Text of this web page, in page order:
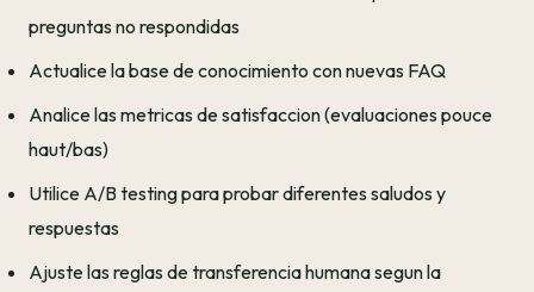
preguntas no respondidas
Actualice la base de conocimiento con nuevas FAQ
Analice las metricas de satisfaccion (evaluaciones pouce
haut/bas)
Utilice A/B testing para probar diferentes saludos y
respuestas
Ajuste las reglas de transferencia humana segun la